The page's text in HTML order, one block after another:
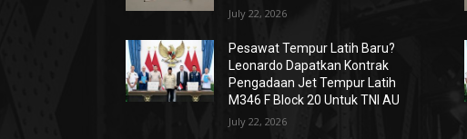
July 22, 2026
Pesawat Tempur Latih Baru?
Leonardo Dapatkan Kontrak
Pengadaan Jet Tempur Latih
M346 F Block 20 Untuk TNI AU
July 22, 2026